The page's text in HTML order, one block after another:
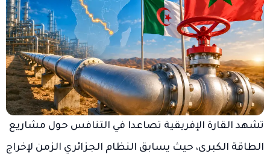
تشهد القارة الإفريقية تصاعدا في التنافس حول مشاريع
الطاقة الكبرى، حيث يسابق النظام الجزائري الزمن لإخراج